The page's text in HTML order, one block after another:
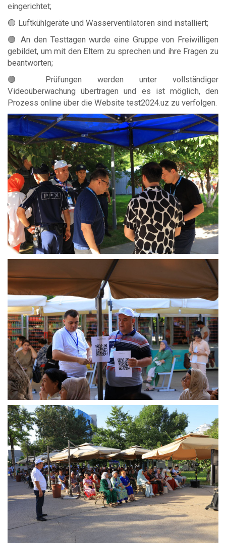
eingerichtet;
🟢 Luftkühlgeräte und Wasserventilatoren sind installiert;
🟢 An den Testtagen wurde eine Gruppe von Freiwilligen
gebildet, um mit den Eltern zu sprechen und ihre Fragen zu
beantworten;
🟢 Prüfungen werden unter vollständiger
Videoüberwachung übertragen und es ist möglich, den
Prozess online über die Website test2024.uz zu verfolgen.